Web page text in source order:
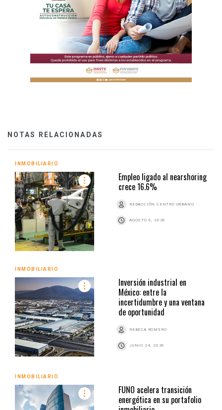
NOTAS RELACIONADAS
INMOBILIARIO
Empleo ligado al nearshoring
crece 16.6%
REDACCIÓN CENTRO URBANO
AGOSTO 6, 2026
INMOBILIARIO
Inversión industrial en
México: entre la
incertidumbre y una ventana
de oportunidad
REBECA ROMERO
JUNIO 24, 2026
INMOBILIARIO
FUNO acelera transición
energética en su portafolio